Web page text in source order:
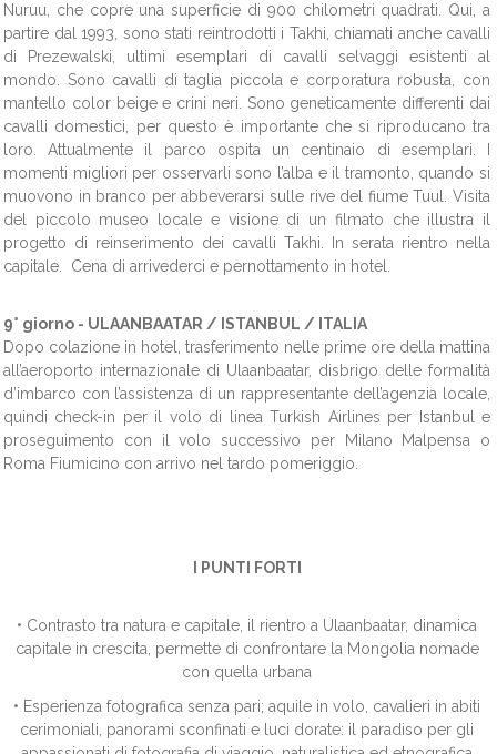
Nuruu, che copre una superficie di 900 chilometri quadrati. Qui, a
partire dal 1993, sono stati reintrodotti i Takhi, chiamati anche cavalli
di Prezewalski, ultimi esemplari di cavalli selvaggi esistenti al
mondo. Sono cavalli di taglia piccola e corporatura robusta, con
mantello color beige e crini neri. Sono geneticamente differenti dai
cavalli domestici, per questo è importante che si riproducano tra
loro. Attualmente il parco ospita un centinaio di esemplari. I
momenti migliori per osservarli sono l’alba e il tramonto, quando si
muovono in branco per abbeverarsi sulle rive del fiume Tuul. Visita
del piccolo museo locale e visione di un filmato che illustra il
progetto di reinserimento dei cavalli Takhi. In serata rientro nella
capitale. Cena di arrivederci e pernottamento in hotel.
9° giorno - ULAANBAATAR / ISTANBUL / ITALIA
Dopo colazione in hotel, trasferimento nelle prime ore della mattina
all’aeroporto internazionale di Ulaanbaatar, disbrigo delle formalità
d’imbarco con l’assistenza di un rappresentante dell’agenzia locale,
quindi check-in per il volo di linea Turkish Airlines per Istanbul e
proseguimento con il volo successivo per Milano Malpensa o
Roma Fiumicino con arrivo nel tardo pomeriggio.
I PUNTI FORTI
• Contrasto tra natura e capitale, il rientro a Ulaanbaatar, dinamica
capitale in crescita, permette di confrontare la Mongolia nomade
con quella urbana
• Esperienza fotografica senza pari; aquile in volo, cavalieri in abiti
cerimoniali, panorami sconfinati e luci dorate: il paradiso per gli